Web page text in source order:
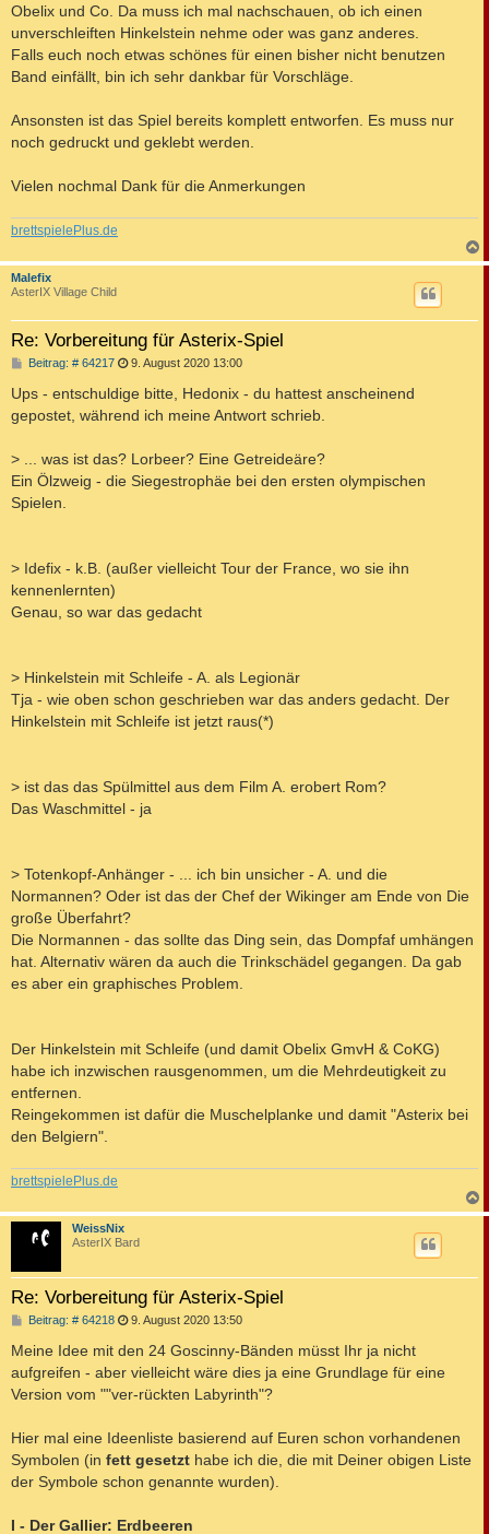
Obelix und Co. Da muss ich mal nachschauen, ob ich einen
unverschleiften Hinkelstein nehme oder was ganz anderes.
Falls euch noch etwas schönes für einen bisher nicht benutzen
Band einfällt, bin ich sehr dankbar für Vorschläge.
Ansonsten ist das Spiel bereits komplett entworfen. Es muss nur
noch gedruckt und geklebt werden.
Vielen nochmal Dank für die Anmerkungen
brettspielePlus.de
a
Malefix
AsterIX Village Child
Re: Vorbereitung für Asterix-Spiel
Beitrag: # 64217B
i
r
9. August 2020 13:00
Ups - entschuldige bitte, Hedonix - du hattest anscheinend
gepostet, während ich meine Antwort schrieb.
> ... was ist das? Lorbeer? Eine Getreideäre?
Ein Ölzweig - die Siegestrophäe bei den ersten olympischen
Spielen.
> Idefix - k.B. (außer vielleicht Tour der France, wo sie ihn
kennenlernten)
Genau, so war das gedacht
> Hinkelstein mit Schleife - A. als Legionär
Tja - wie oben schon geschrieben war das anders gedacht. Der
Hinkelstein mit Schleife ist jetzt raus(*)
> ist das das Spülmittel aus dem Film A. erobert Rom?
Das Waschmittel - ja
> Totenkopf-Anhänger - ... ich bin unsicher - A. und die
Normannen? Oder ist das der Chef der Wikinger am Ende von Die
große Überfahrt?
Die Normannen - das sollte das Ding sein, das Dompfaf umhängen
hat. Alternativ wären da auch die Trinkschädel gegangen. Da gab
es aber ein graphisches Problem.
Der Hinkelstein mit Schleife (und damit Obelix GmvH & CoKG)
habe ich inzwischen rausgenommen, um die Mehrdeutigkeit zu
entfernen.
Reingekommen ist dafür die Muschelplanke und damit "Asterix bei
den Belgiern".
brettspielePlus.de
a
WeissNix
AsterIX Bard
Re: Vorbereitung für Asterix-Spiel
Beitrag: # 64218B
i
r
a
g
9. August 2020 13:50
Meine Idee mit den 24 Goscinny-Bänden müsst Ihr ja nicht
aufgreifen - aber vielleicht wäre dies ja eine Grundlage für eine
Version vom ""ver-rückten Labyrinth"?
Hier mal eine Ideenliste basierend auf Euren schon vorhandenen
Symbolen (in fett gesetzt habe ich die, die mit Deiner obigen Liste
der Symbole schon genannte wurden).
I - Der Gallier: Erdbeeren